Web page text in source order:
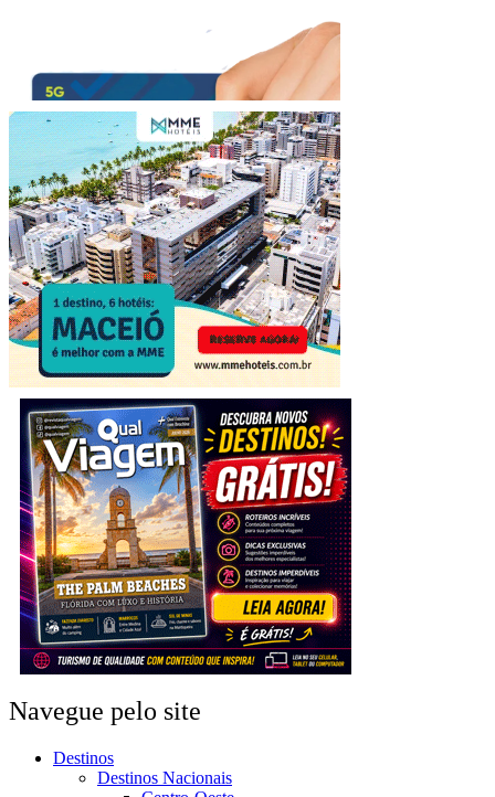
Navegue pelo site
Destinos
Destinos Nacionais